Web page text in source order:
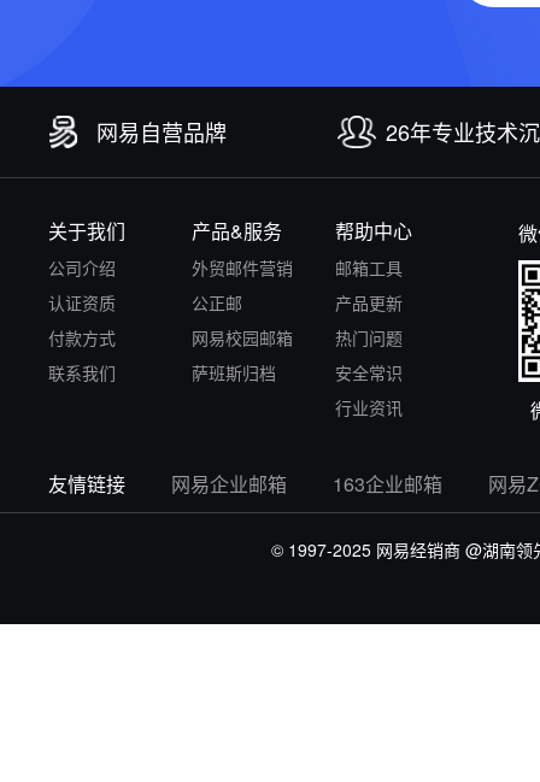
网易自营品牌 26年专业技术
关于我们
公司介绍
认证资质
付款方式
联系我们
产品&服务
外贸邮件营销
公正邮
网易校园邮箱
萨班斯归档
帮助中心
邮箱工具
产品更新
热门问题
安全常识
行业资讯
友情链接 网易企业邮箱 163企业邮箱 网易
© 1997-2025 网易经销商 @湖南领